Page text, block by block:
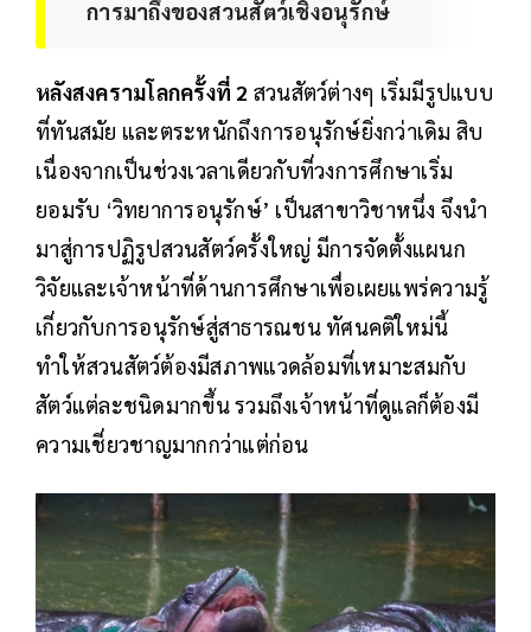
การมาถึงของสวนสัตว์เชิงอนุรักษ์
หลังสงครามโลกครั้งที่ 2 สวนสัตว์ต่างๆ เริ่มมีรูปแบบ
ที่ทันสมัย และตระหนักถึงการอนุรักษ์ยิ่งกว่าเดิม สิบ
เนื่องจากเป็นช่วงเวลาเดียวกับที่วงการศึกษาเริ่ม
ยอมรับ ‘วิทยาการอนุรักษ์’ เป็นสาขาวิชาหนึ่ง จึงนำ
มาสู่การปฏิรูปสวนสัตว์ครั้งใหญ่ มีการจัดตั้งแผนก
วิจัยและเจ้าหน้าที่ด้านการศึกษาเพื่อเผยแพร่ความรู้
เกี่ยวกับการอนุรักษ์สู่สาธารณชน ทัศนคติใหม่นี้
ทำให้สวนสัตว์ต้องมีสภาพแวดล้อมที่เหมาะสมกับ
สัตว์แต่ละชนิดมากขึ้น รวมถึงเจ้าหน้าที่ดูแลก็ต้องมี
ความเชี่ยวชาญมากกว่าแต่ก่อน